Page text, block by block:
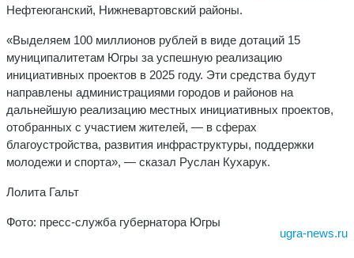
Нефтеюганский, Нижневартовский районы.
«Выделяем 100 миллионов рублей в виде дотаций 15
муниципалитетам Югры за успешную реализацию
инициативных проектов в 2025 году. Эти средства будут
направлены администрациями городов и районов на
дальнейшую реализацию местных инициативных проектов,
отобранных с участием жителей, — в сферах
благоустройства, развития инфраструктуры, поддержки
молодежи и спорта», — сказал Руслан Кухарук.
Лолита Гальт
Фото: пресс-служба губернатора Югры
ugra-news.ru